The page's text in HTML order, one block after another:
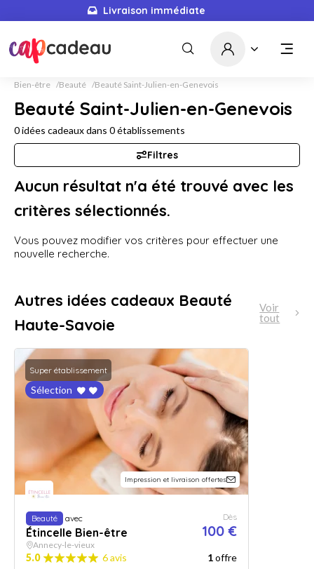
Livraison immédiate
Bien-être Beauté Beauté Saint-Julien-en-Genevois
Beauté Saint-Julien-en-Genevois
0idées cadeaux dans 0établissements
Filtres
Aucun résultat n'a été trouvé avec les
critères sélectionnés.
Vous pouvez modifier vos critères pour effectuer une
nouvelle recherche.
Autres idées cadeaux Beauté
Haute-Savoie
Voir
tout
Super établissement
Sélection
Impression et livraison offertes
Beauté avec
Étincelle Bien-être
Dès
100 €
Annecy-le-vieux
5.0 6 avis 1offre